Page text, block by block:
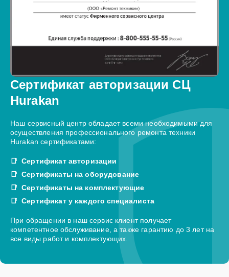
Сертификат авторизации СЦ
Hurakan
Наш сервисный центр обладает всеми необходимыми для
осуществления профессионального ремонта техники
Hurakan сертификатами:
Сертификат авторизации
Сертификаты на оборудование
Сертификаты на комплектующие
Сертификат у каждого специалиста
При обращении в наш сервис клиент получает
компетентное обслуживание, а также гарантию до 3 лет на
все виды работ и комплектующих.